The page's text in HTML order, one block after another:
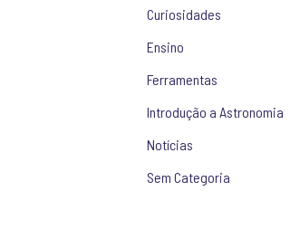
Curiosidades
Ensino
Ferramentas
Introdução a Astronomia
Notícias
Sem Categoria